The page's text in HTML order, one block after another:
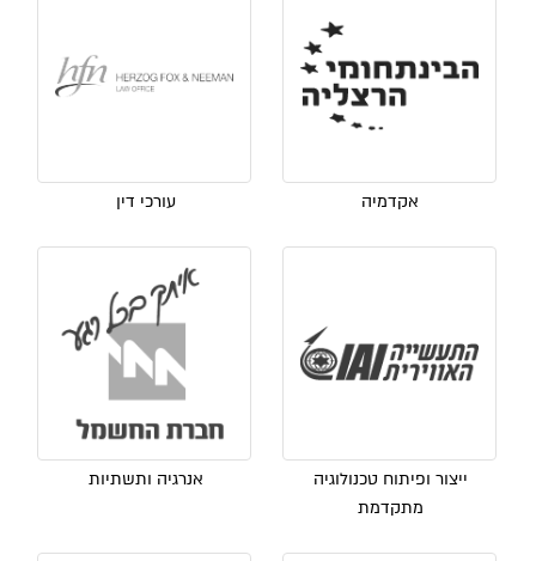
אקדמיה עורכי דין
ייצור ופיתוח טכנולוגיה
מתקדמת
אנרגיה ותשתיות